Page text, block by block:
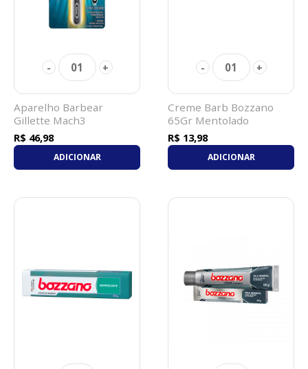
- 01 +
Aparelho Barbear
Gillette Mach3
R$ 46,98
ADICIONAR
- 01 +
Creme Barb Bozzano
65Gr Mentolado
R$ 13,98
ADICIONAR